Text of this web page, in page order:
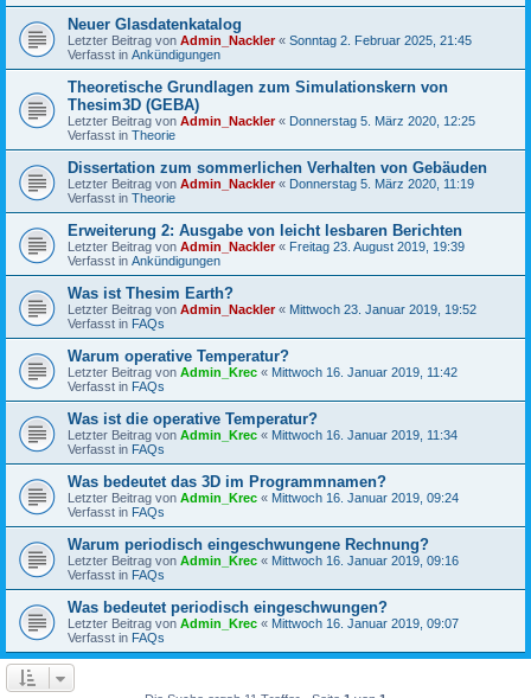
Neuer Glasdatenkatalog
Letzter Beitrag von Admin_Nackler« Sonntag 2. Februar 2025, 21:45
Verfasst in Ankündigungen
Theoretische Grundlagen zum Simulationskern von
Thesim3D (GEBA)
Letzter Beitrag von Admin_Nackler« Donnerstag 5. März 2020, 12:25
Verfasst in Theorie
Dissertation zum sommerlichen Verhalten von Gebäuden
Letzter Beitrag von Admin_Nackler« Donnerstag 5. März 2020, 11:19
Verfasst in Theorie
Erweiterung 2: Ausgabe von leicht lesbaren Berichten
Letzter Beitrag von Admin_Nackler« Freitag 23. August 2019, 19:39
Verfasst in Ankündigungen
Was ist Thesim Earth?
Letzter Beitrag von Admin_Nackler« Mittwoch 23. Januar 2019, 19:52
Verfasst in FAQs
Warum operative Temperatur?
Letzter Beitrag von Admin_Krec « Mittwoch 16. Januar 2019, 11:42
Verfasst in FAQs
Was ist die operative Temperatur?
Letzter Beitrag von Admin_Krec « Mittwoch 16. Januar 2019, 11:34
Verfasst in FAQs
Was bedeutet das 3D im Programmnamen?
Letzter Beitrag von Admin_Krec « Mittwoch 16. Januar 2019, 09:24
Verfasst in FAQs
Warum periodisch eingeschwungene Rechnung?
Letzter Beitrag von Admin_Krec « Mittwoch 16. Januar 2019, 09:16
Verfasst in FAQs
Was bedeutet periodisch eingeschwungen?
Letzter Beitrag von Admin_Krec « Mittwoch 16. Januar 2019, 09:07
Verfasst in FAQs